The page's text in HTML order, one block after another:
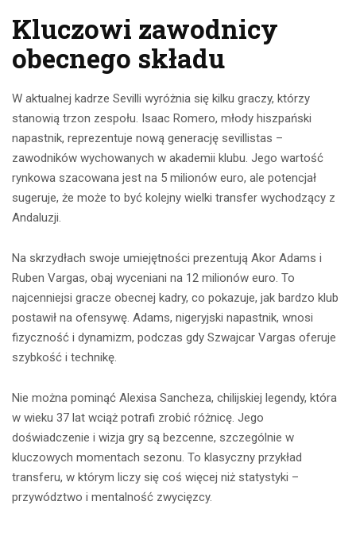
Kluczowi zawodnicy
obecnego składu
W aktualnej kadrze Sevilli wyróżnia się kilku graczy, którzy
stanowią trzon zespołu. Isaac Romero, młody hiszpański
napastnik, reprezentuje nową generację sevillistas –
zawodników wychowanych w akademii klubu. Jego wartość
rynkowa szacowana jest na 5 milionów euro, ale potencjał
sugeruje, że może to być kolejny wielki transfer wychodzący z
Andaluzji.
Na skrzydłach swoje umiejętności prezentują Akor Adams i
Ruben Vargas, obaj wyceniani na 12 milionów euro. To
najcenniejsi gracze obecnej kadry, co pokazuje, jak bardzo klub
postawił na ofensywę. Adams, nigeryjski napastnik, wnosi
fizyczność i dynamizm, podczas gdy Szwajcar Vargas oferuje
szybkość i technikę.
Nie można pominąć Alexisa Sancheza, chilijskiej legendy, która
w wieku 37 lat wciąż potrafi zrobić różnicę. Jego
doświadczenie i wizja gry są bezcenne, szczególnie w
kluczowych momentach sezonu. To klasyczny przykład
transferu, w którym liczy się coś więcej niż statystyki –
przywództwo i mentalność zwycięzcy.